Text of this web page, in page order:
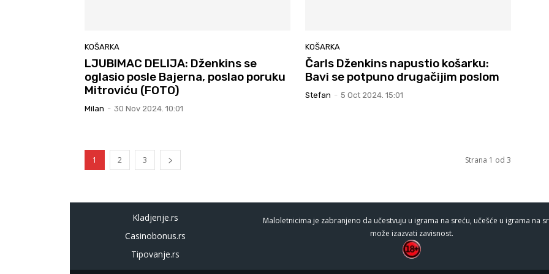
KOŠARKA
LJUBIMAC DELIJA: Dženkins se
oglasio posle Bajerna, poslao poruku
Mitroviću (FOTO)
Milan - 30 Nov 2024. 10:01
KOŠARKA
Čarls Dženkins napustio košarku:
Bavi se potpuno drugačijim poslom
Stefan - 5 Oct 2024. 15:01
1 2 3 Strana 1 od 3
Kladjenje.rs
Casinobonus.rs
Tipovanje.rs
Maloletnicima je zabranjeno da učestvuju u igrama na sreću, učešće u igrama na
može izazvati zavisnost.